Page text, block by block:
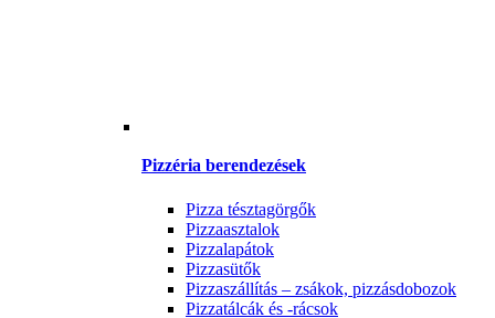
Pizzéria berendezések
Pizza tésztagörgők
Pizzaasztalok
Pizzalapátok
Pizzasütők
Pizzaszállítás – zsákok, pizzásdobozok
Pizzatálcák és -rácsok